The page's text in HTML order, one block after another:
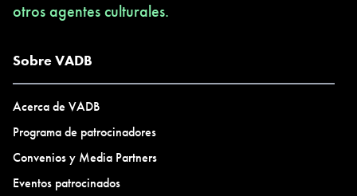
otros agentes culturales.
Sobre VADB
Acerca de VADB
Programa de patrocinadores
Convenios y Media Partners
Eventos patrocinados